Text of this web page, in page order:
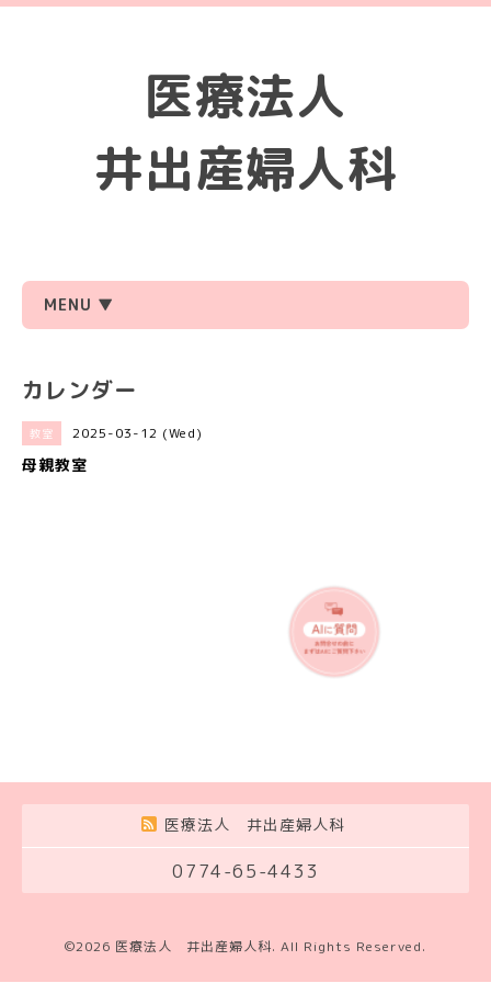
医療法人
井出産婦人科
MENU ▼
カレンダー
教室 2025-03-12 (Wed)
母親教室
医療法人 井出産婦人科
0774-65-4433
©2026 医療法人 井出産婦人科. All Rights Reserved.